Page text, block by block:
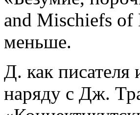
and Mischiefs of
меньше.
Д. как
наряду с Дж.